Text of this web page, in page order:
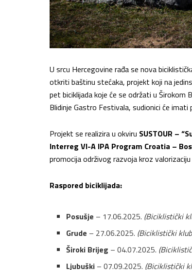
U srcu Hercegovine rađa se nova
otkriti baštinu stećaka, projekt koji na
pet biciklijada koje će se održati u Širokom
Blidinje Gastro Festivala, sudionici će
Projekt se realizira u okviru SUSTOUR –
Interreg VI-A IPA Program Croatia –
promocija održivog razvoja kroz
Raspored biciklijada:
Posušje – 17.06.2025. (Biciklistički
Grude – 27.06.2025. (Biciklistički
Široki Brijeg – 04.07.2025.
Ljubuški – 07.09.2025. (Biciklistički